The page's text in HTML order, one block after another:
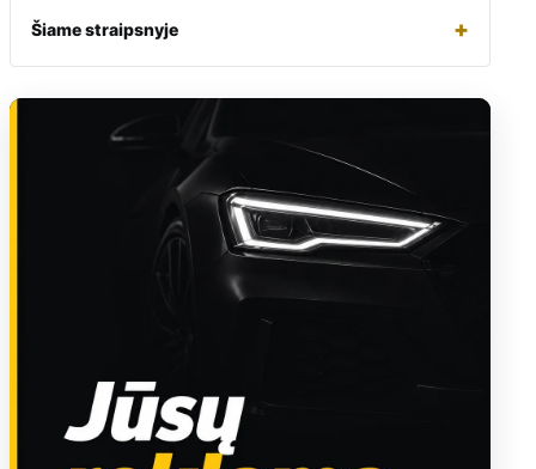
Šiame straipsnyje +